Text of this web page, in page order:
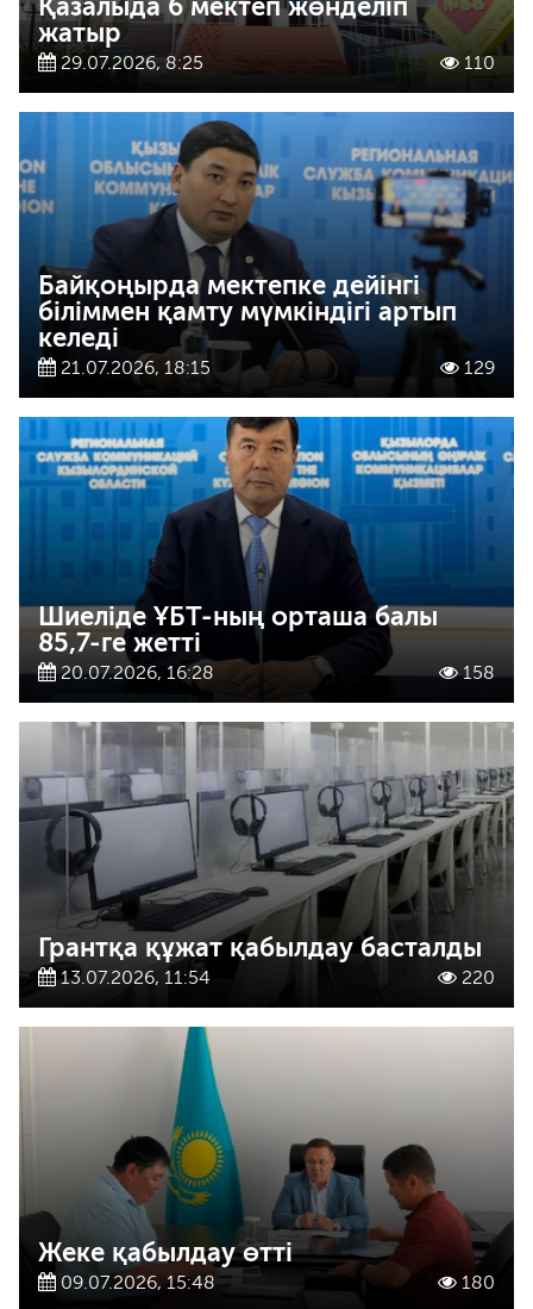
жатыр
29.07.2026, 8:25 110
Байқоңырда мектепке дейінгі
біліммен қамту мүмкіндігі артып
келеді
21.07.2026, 18:15 129
Шиеліде ҰБТ-ның орташа балы
85,7-ге жетті
20.07.2026, 16:28 158
Грантқа құжат қабылдау басталды
13.07.2026, 11:54 220
Жеке қабылдау өтті
09.07.2026, 15:48 180